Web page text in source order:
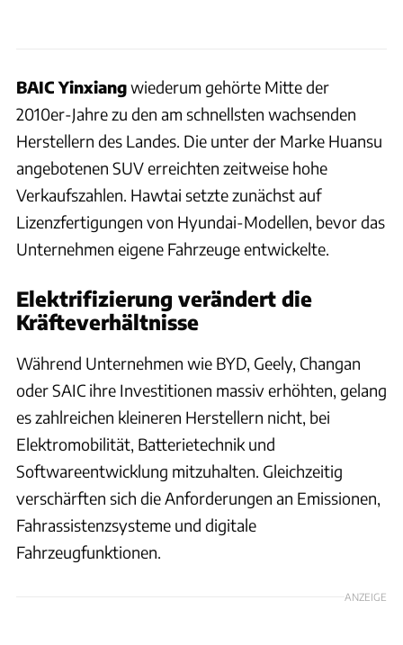
BAIC Yinxiangwiederum gehörte Mitte der
2010er-Jahre zu den am schnellsten wachsenden
Herstellern des Landes. Die unter der Marke Huansu
angebotenen SUV erreichten zeitweise hohe
Verkaufszahlen. Hawtai setzte zunächst auf
Lizenzfertigungen von Hyundai-Modellen, bevor das
Unternehmen eigene Fahrzeuge entwickelte.
Elektrifizierung verändert die
Kräfteverhältnisse
Während Unternehmen wie BYD, Geely, Changan
oder SAIC ihre Investitionen massiv erhöhten, gelang
es zahlreichen kleineren Herstellern nicht, bei
Elektromobilität, Batterietechnik und
Softwareentwicklung mitzuhalten. Gleichzeitig
verschärften sich die Anforderungen an Emissionen,
Fahrassistenzsysteme und digitale
Fahrzeugfunktionen.
ANZEIGE